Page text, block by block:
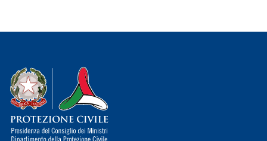
Dipartimento della Protezione Civile